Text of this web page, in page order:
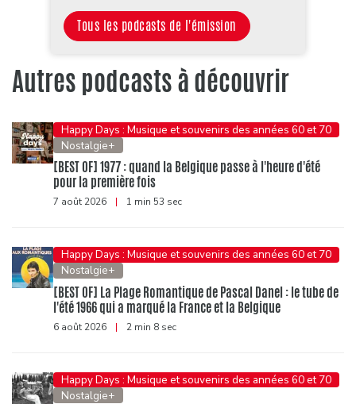
Tous les podcasts de l'émission
Autres podcasts à découvrir
Happy Days : Musique et souvenirs des années 60 et 70
Nostalgie+
[BEST OF] 1977 : quand la Belgique passe à l'heure d'été
pour la première fois
7 août 2026 | 1 min 53 sec
Happy Days : Musique et souvenirs des années 60 et 70
Nostalgie+
[BEST OF] La Plage Romantique de Pascal Danel : le tube de
l'été 1966 qui a marqué la France et la Belgique
6 août 2026 | 2 min 8 sec
Happy Days : Musique et souvenirs des années 60 et 70
Nostalgie+